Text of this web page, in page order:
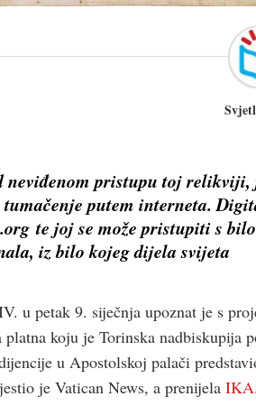
neviđenom pristupu toj
putem interneta.
te joj se može pristupiti s
iz bilo kojeg dijela svijeta
u petak 9. siječnja upoznat je s
platna koju je Torinska nadbiskupija
u Apostolskoj palači
je Vatican News, a prenijela IKA.